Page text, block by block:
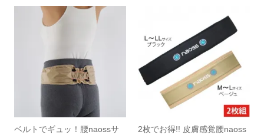
ベルトでギュッ！腰naossサ
2枚でお得!! 皮膚感覚腰naoss